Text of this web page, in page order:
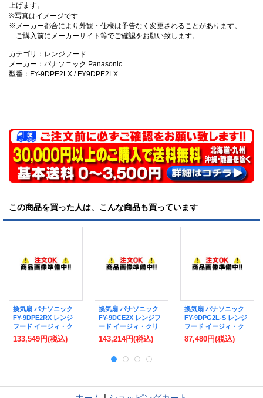
上げます。
※写真はイメージです
※メーカー都合により外観・仕様は予告なく変更されることがあります。
ご購入前にメーカーサイト等でご確認をお願い致します。
カテゴリ：レンジフード
メーカー：パナソニック Panasonic
型番：FY-9DPE2LX / FY9DPE2LX
この商品を買った人は、こんな商品も買っています
換気扇 パナソニック
FY-9DPE2RX レンジ
フード イージィ・ク
リーン・バッフルフィ
ルター付 90cm幅・高
133,549円(税込)
換気扇 パナソニック
FY-9DCE2X レンジフ
ード イージィ・クリ
ーン・バッフルフィル
ター付 90cm幅・高さ
ード♪
143,214円(税込)
換気扇 パナソニック
FY-9DPG2L-S レンジ
フード イージィ・ク
リーンフィルター付
90cm幅・高さ55〜
87,480円(税込)